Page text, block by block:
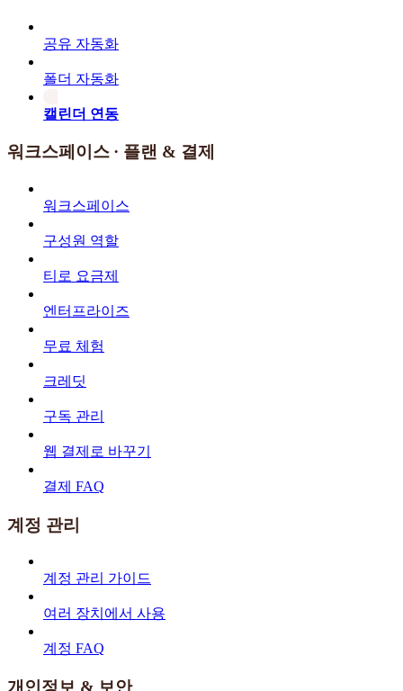
공유 자동화
폴더 자동화
캘린더 연동
워크스페이스 · 플랜 & 결제
워크스페이스
구성원 역할
티로 요금제
엔터프라이즈
무료 체험
크레딧
구독 관리
웹 결제로 바꾸기
결제 FAQ
계정 관리
계정 관리 가이드
여러 장치에서 사용
계정 FAQ
개인정보 & 보안